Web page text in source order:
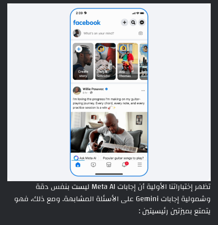
تظهر إختباراتنا الأولية أن إجابات Meta AI ليست بنفس دقة
وشمولية إجابات Gemini على الأسئلة المشابهة. ومع ذلك، فهو
يتمتع بميزتين رئيسيتين :